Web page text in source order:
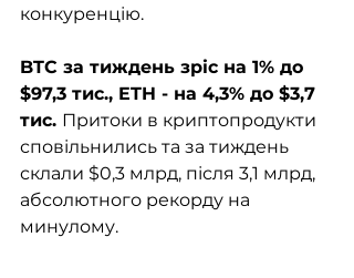
конкуренцію.
BTC за тиждень зріс на 1% до
$97,3 тис., ETH - на 4,3% до $3,7
тис. Притоки в криптопродукти
сповільнились та за тиждень
склали $0,3 млрд, після 3,1 млрд,
абсолютного рекорду на
минулому.